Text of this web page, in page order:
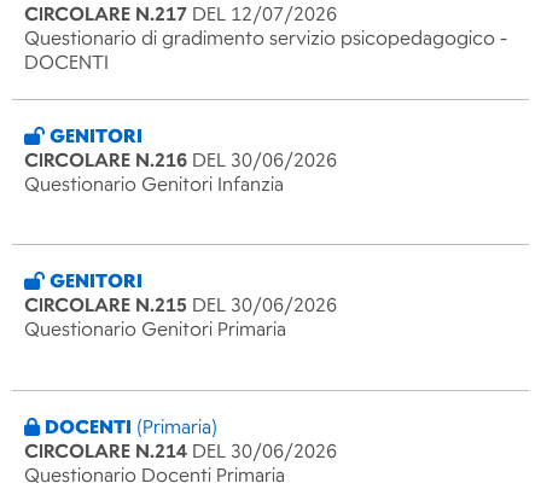
CIRCOLARE N.217 DEL 12/07/2026
Questionario di gradimento servizio psicopedagogico -
DOCENTI
GENITORI
CIRCOLARE N.216 DEL 30/06/2026
Questionario Genitori Infanzia
GENITORI
CIRCOLARE N.215 DEL 30/06/2026
Questionario Genitori Primaria
DOCENTI (Primaria)
CIRCOLARE N.214 DEL 30/06/2026
Questionario Docenti Primaria